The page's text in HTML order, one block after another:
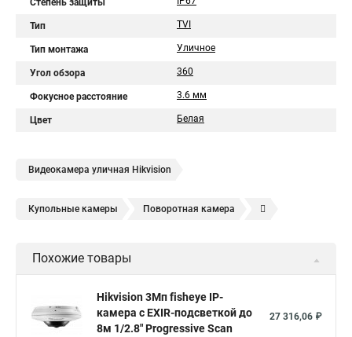
Степень защиты
Тип TVI
Тип монтажа Уличное
Угол обзора 360
Фокусное расстояние 3.6 мм
Цвет Белая
Видеокамера уличная Hikvision
Купольные камеры Поворотная камера
Камера видеонаблюдения hikvision
Hikvision купить Hikvision уличная ip камера
Похожие товары
Hikvision 3Мп fisheye IP-
камера c EXIR-подсветкой до
8м 1/2.8" Progressive Scan
27 316,06 ₽